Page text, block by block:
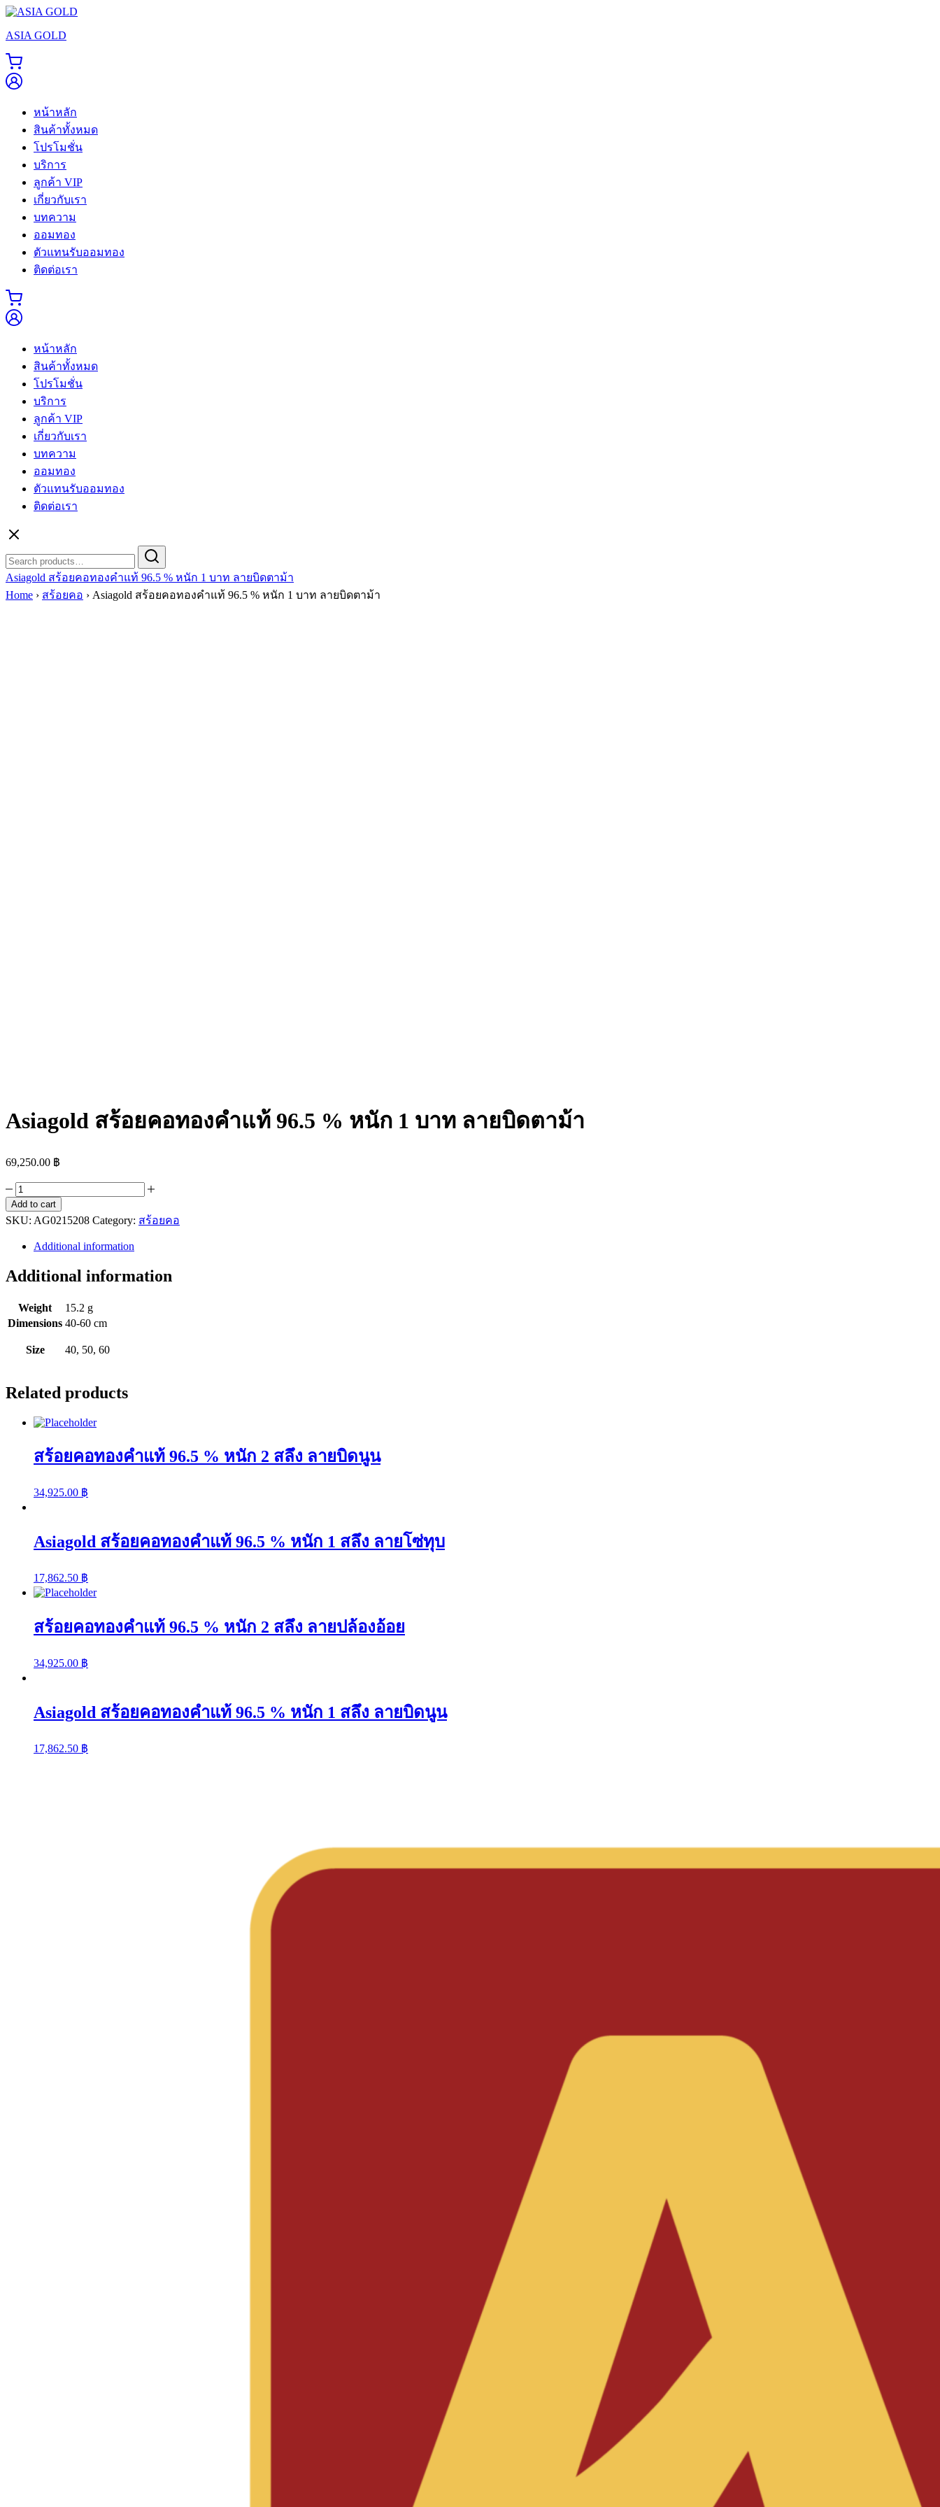
Skip
content
ASIA GOLD
หน้าหลัก
สินค้าทั้งหมด
โปรโมชั่น
บริการ
ลูกค้า VIP
เกี่ยวกับเรา
บทความ
ออมทอง
ตัวแทนรับออมทอง
ติดต่อเรา
หน้าหลัก
สินค้าทั้งหมด
โปรโมชั่น
บริการ
ลูกค้า VIP
เกี่ยวกับเรา
บทความ
ออมทอง
ตัวแทนรับออมทอง
ติดต่อเรา
for:
Asiagold สร้อยคอทองคำแท้ 96.5 % หนัก 1 บาท ลายบิดตาม้า
Home › สร้อยคอ › Asiagold สร้อยคอทองคำแท้ 96.5 % หนัก 1 บาท ลายบิดตาม้า
Asiagold สร้อยคอทองคำแท้ 96.5 % หนัก 1 บาท ลายบิดตาม้า
69,250.00 ฿
Asiagold
สร้อย
คอ
96.5
%
บาท
ลาย
ม้า
Add to cart
SKU: AG0215208 Category: สร้อยคอ
Additional information
Additional information
Weight
15.2 g
Dimensions 40-60 cm
Size 40, 50, 60
Related products
สร้อยคอทองคำแท้ 96.5 % หนัก 2 สลึง ลายบิดนูน
34,925.00 ฿
Asiagold สร้อยคอทองคำแท้ 96.5 % หนัก 1 สลึง ลายโซ่ทุบ
17,862.50 ฿
สร้อยคอทองคำแท้ 96.5 % หนัก 2 สลึง ลายปล้องอ้อย
34,925.00 ฿
Asiagold สร้อยคอทองคำแท้ 96.5 % หนัก 1 สลึง ลายบิดนูน
17,862.50 ฿